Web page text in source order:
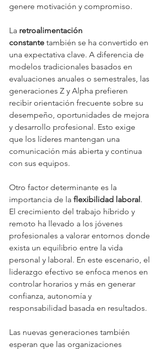
genere motivación y compromiso.
La retroalimentación
constante también se ha convertido en
una expectativa clave. A diferencia de
modelos tradicionales basados en
evaluaciones anuales o semestrales, las
generaciones Z y Alpha prefieren
recibir orientación frecuente sobre su
desempeño, oportunidades de mejora
y desarrollo profesional. Esto exige
que los líderes mantengan una
comunicación más abierta y continua
con sus equipos.
Otro factor determinante es la
importancia de la flexibilidad laboral .
El crecimiento del trabajo híbrido y
remoto ha llevado a los jóvenes
profesionales a valorar entornos donde
exista un equilibrio entre la vida
personal y laboral. En este escenario, el
liderazgo efectivo se enfoca menos en
controlar horarios y más en generar
confianza, autonomía y
responsabilidad basada en resultados.
Las nuevas generaciones también
esperan que las organizaciones